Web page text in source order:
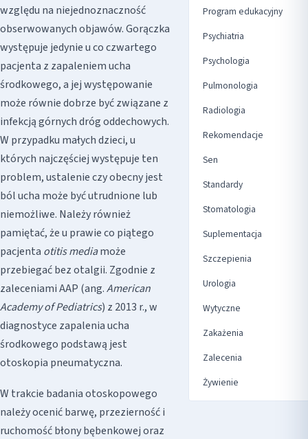
względu na niejednoznaczność
obserwowanych objawów. Gorączka
występuje jedynie u co czwartego
pacjenta z zapaleniem ucha
środkowego, a jej występowanie
może równie dobrze być związane z
infekcją górnych dróg oddechowych.
W przypadku małych dzieci, u
których najczęściej występuje ten
problem, ustalenie czy obecny jest
ból ucha może być utrudnione lub
niemożliwe. Należy również
pamiętać, że u prawie co piątego
pacjenta otitis mediamoże
przebiegać bez otalgii. Zgodnie z
zaleceniami AAP (ang.American
Academy of Pediatrics) z 2013 r., w
diagnostyce zapalenia ucha
środkowego podstawą jest
otoskopia pneumatyczna.
W trakcie badania otoskopowego
należy ocenić barwę, przezierność i
ruchomość błony bębenkowej oraz
Program edukacyjny
Psychiatria
Psychologia
Pulmonologia
Radiologia
Rekomendacje
Sen
Standardy
Stomatologia
Suplementacja
Szczepienia
Urologia
Wytyczne
Zakażenia
Zalecenia
Żywienie